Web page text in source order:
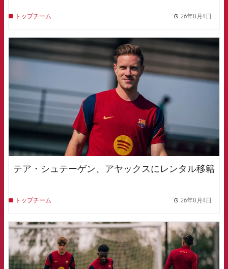
トップチーム 26年8月4日
FCB Barcelona badge
テア・シュテーゲン、アヤックスにレンタル移籍
トップチーム 26年8月4日
FCB Barcelona badge